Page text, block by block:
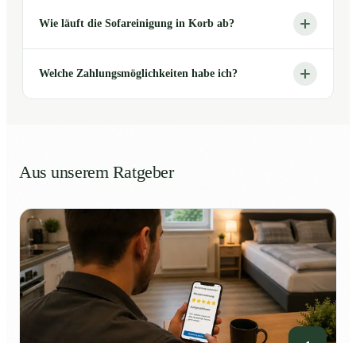
Wie läuft die Sofareinigung in Korb ab?
Welche Zahlungsmöglichkeiten habe ich?
Aus unserem Ratgeber